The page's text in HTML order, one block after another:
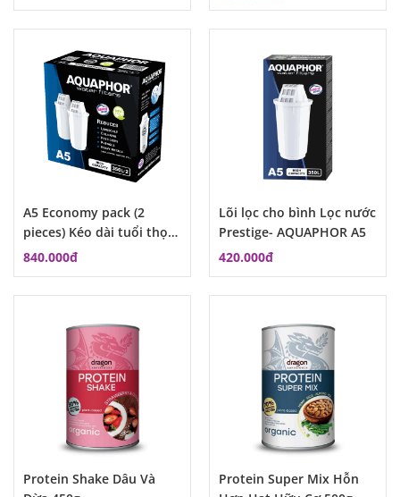
A5 Economy pack (2
pieces) Kéo dài tuổi thọ
lõi lọc ở trong nước đục
840.000đ
Lõi lọc cho bình Lọc nước
Prestige- AQUAPHOR A5
420.000đ
Protein Shake Dâu Và
Protein Super Mix Hỗn